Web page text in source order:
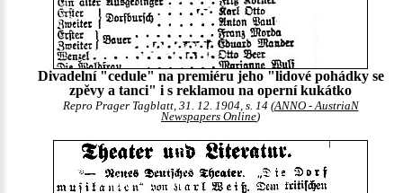
Divadelní "cedule" na premiéru jeho "lidové pohádky se
zpěvy a tanci" i s reklamou na operní kukátko
Repro Prager Tagblatt, 31. 12. 1904, s. 14 (ANNO - AustriaN
Newspapers Online)